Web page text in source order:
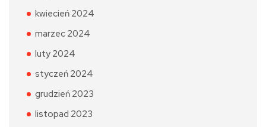
kwiecień 2024
marzec 2024
luty 2024
styczeń 2024
grudzień 2023
listopad 2023